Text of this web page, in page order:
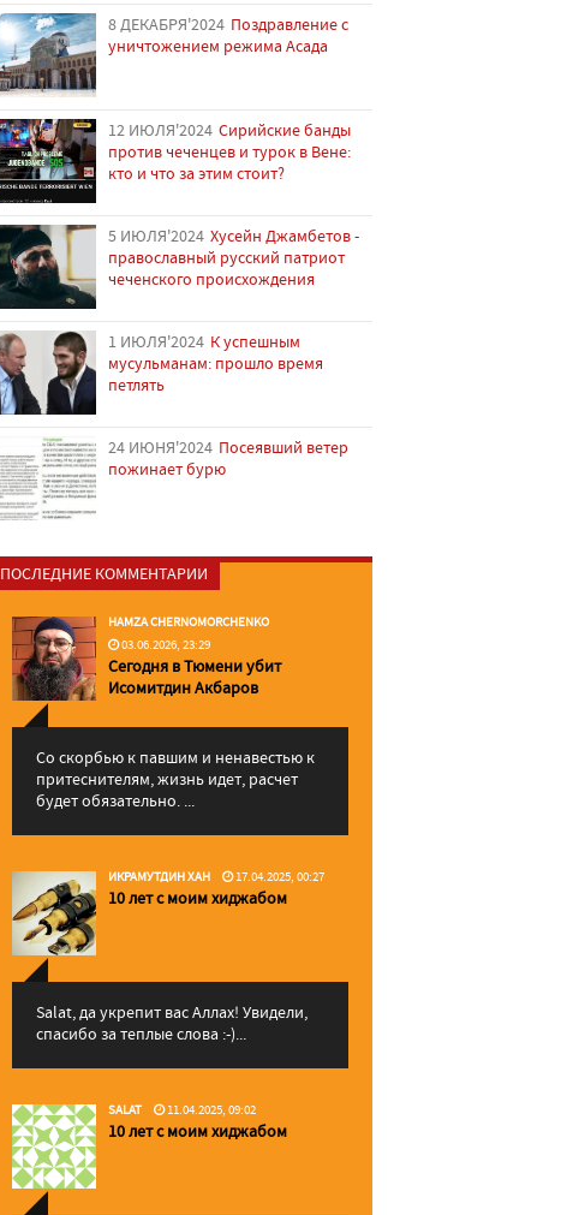
8 ДЕКАБРЯ'2024 Поздравление с
уничтожением режима Асада
12 ИЮЛЯ'2024 Сирийские банды
против чеченцев и турок в Вене:
кто и что за этим стоит?
5 ИЮЛЯ'2024 Хусейн Джамбетов -
православный русский патриот
чеченского происхождения
1 ИЮЛЯ'2024 К успешным
мусульманам: прошло время
петлять
24 ИЮНЯ'2024 Посеявший ветер
пожинает бурю
ПОСЛЕДНИЕ КОММЕНТАРИИ
HAMZA CHERNOMORCHENKO
03.06.2026, 23:29
Сегодня в Тюмени убит
Исомитдин Акбаров
Со скорбью к павшим и ненавестью к
притеснителям, жизнь идет, расчет
будет обязательно. ...
ИКРАМУТДИН ХАН 17.04.2025, 00:27
10 лет с моим хиджабом
Salat, да укрепит вас Аллаx! Увидели,
спасибо за теплые слова :-)...
SALAT 11.04.2025, 09:02
10 лет с моим хиджабом